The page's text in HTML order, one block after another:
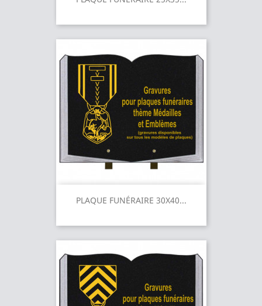
PLAQUE FUNÉRAIRE 30X40...